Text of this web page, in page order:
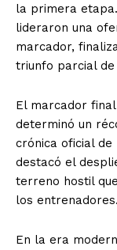
la primera
lideraron una
marcador,
triunfo parcial
El marcador
determinó un
crónica oficial
destacó el
terreno hostil
los entrenadores.
En la era